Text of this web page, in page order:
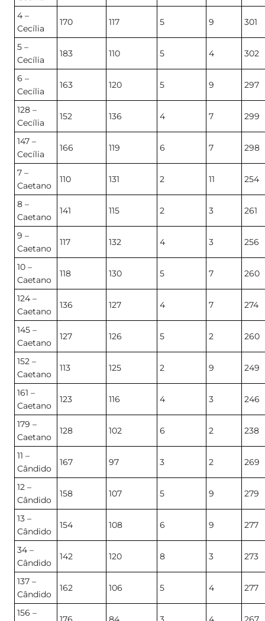
4 –
Cecília
170 117 5 9 301
5 –
Cecília
183 110 5 4 302
6 –
Cecília
163 120 5 9 297
128 –
Cecília
152 136 4 7 299
147 –
Cecília
166 119 6 7 298
7 –
Caetano
110 131 2 11 254
8 –
Caetano
141 115 2 3 261
9 –
Caetano
117 132 4 3 256
10 –
Caetano
118 130 5 7 260
124 –
Caetano
136 127 4 7 274
145 –
Caetano
127 126 5 2 260
152 –
Caetano
113 125 2 9 249
161 –
Caetano
123 116 4 3 246
179 –
Caetano
128 102 6 2 238
11 –
Cândido
167 97 3 2 269
12 –
Cândido
158 107 5 9 279
13 –
Cândido
154 108 6 9 277
34 –
Cândido
142 120 8 3 273
137 –
Cândido
162 106 5 4 277
156 –